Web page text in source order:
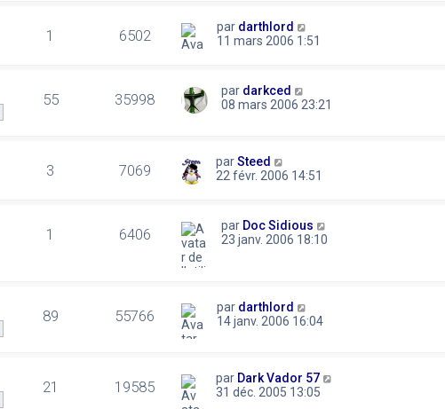
1 6502 par darthlord
11 mars 2006 1:51
55 35998 par darkced
08 mars 2006 23:21
3 7069 parSteed
22 févr. 2006 14:51
1 6406 par Doc Sidious
23 janv. 2006 18:10
89 55766 par darthlord
14 janv. 2006 16:04
21 19585 par Dark Vador 57
31 déc. 2005 13:05